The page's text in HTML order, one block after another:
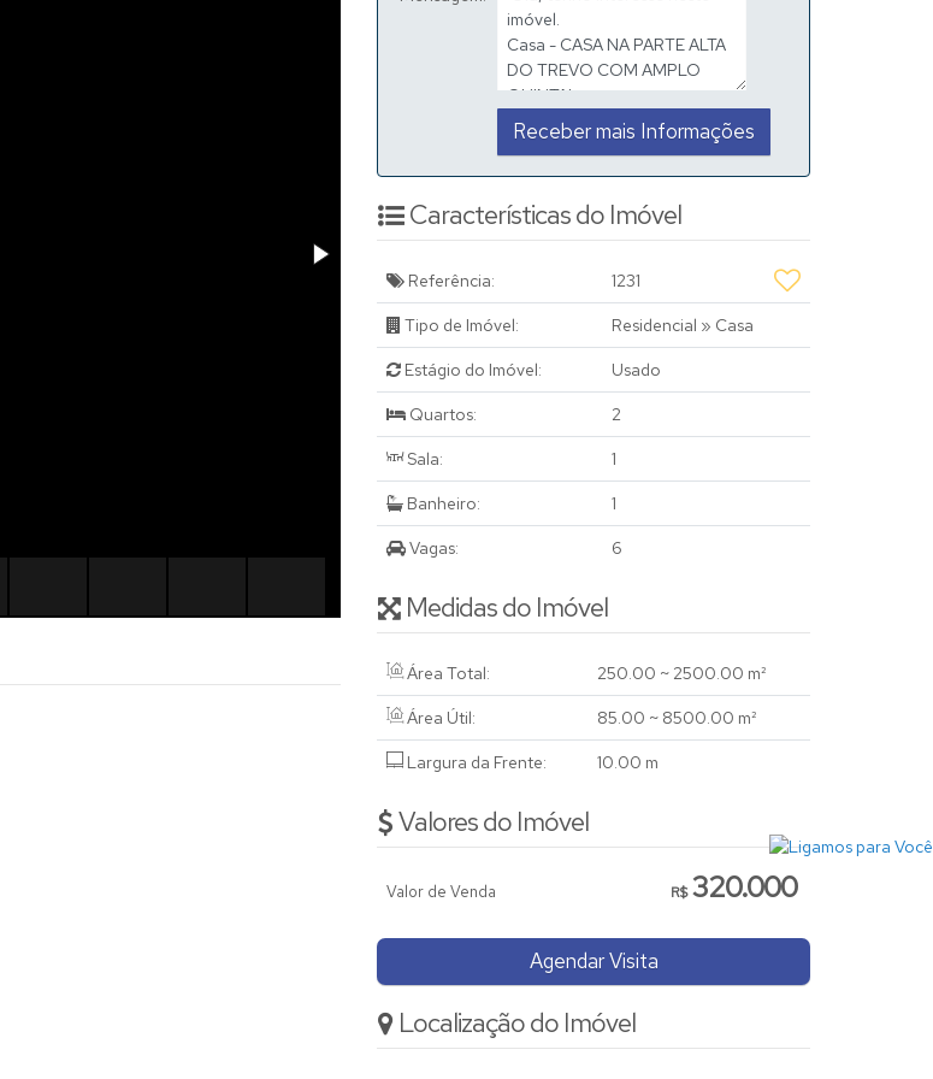
Características do Imóvel
Referência: 1231
Tipo de Imóvel: Residencial » Casa
Estágio do Imóvel: Usado
Quartos: 2
Sala: 1
Banheiro: 1
Vagas: 6
Medidas do Imóvel
Área Total: 250.00 ~ 2500.00 m²
Área Útil: 85.00 ~ 8500.00 m²
Largura da Frente: 10.00 m
Valores do Imóvel
R$320.000
Valor de Venda
Agendar Visita
Localização do Imóvel